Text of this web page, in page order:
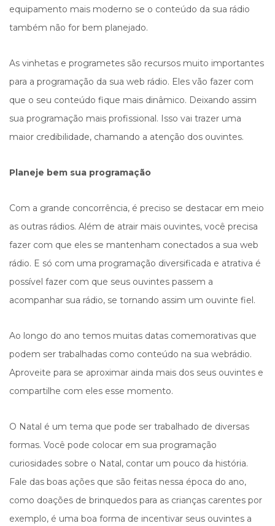
equipamento mais moderno se o conteúdo da sua rádio
também não for bem planejado.
As vinhetas e programetes são recursos muito importantes
para a programação da sua web rádio. Eles vão fazer com
que o seu conteúdo fique mais dinâmico. Deixando assim
sua programação mais profissional. Isso vai trazer uma
maior credibilidade, chamando a atenção dos ouvintes.
Planeje bem sua programação
Com a grande concorrência, é preciso se destacar em meio
as outras rádios. Além de atrair mais ouvintes, você precisa
fazer com que eles se mantenham conectados a sua web
rádio. E só com uma programação diversificada e atrativa é
possível fazer com que seus ouvintes passem a
acompanhar sua rádio, se tornando assim um ouvinte fiel.
Ao longo do ano temos muitas datas comemorativas que
podem ser trabalhadas como conteúdo na sua webrádio.
Aproveite para se aproximar ainda mais dos seus ouvintes e
compartilhe com eles esse momento.
O Natal é um tema que pode ser trabalhado de diversas
formas. Você pode colocar em sua programação
curiosidades sobre o Natal, contar um pouco da história.
Fale das boas ações que são feitas nessa época do ano,
como doações de brinquedos para as crianças carentes por
exemplo, é uma boa forma de incentivar seus ouvintes a